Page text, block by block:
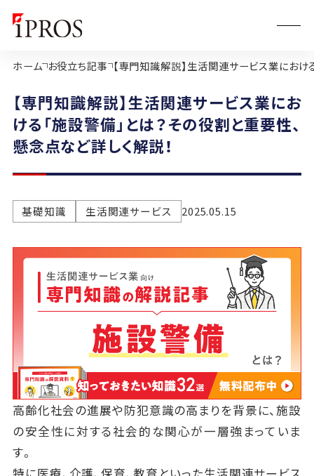
ホーム お役立ち記事 【専門知識解説】生活関連サービス業におけ
【専門知識解説】生活関連サービス業にお
ける「施設警備」とは？その役割と重要性、
懸念点など詳しく解説！
基礎知識 生活関連サービス 2025.05.15
高齢化社会の進展や防犯意識の高まりを背景に、施設
の安全性に対する社会的な関心が一層強まっていま
す。